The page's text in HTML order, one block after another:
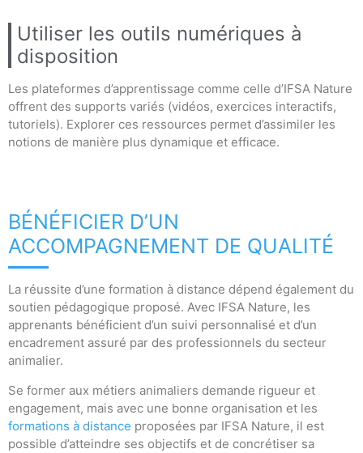
Utiliser les outils numériques à
disposition
Les plateformes d’apprentissage comme celle d’IFSA Nature
offrent des supports variés (vidéos, exercices interactifs,
tutoriels). Explorer ces ressources permet d’assimiler les
notions de manière plus dynamique et efficace.
BÉNÉFICIER D’UN
ACCOMPAGNEMENT DE QUALITÉ
La réussite d’une formation à distance dépend également du
soutien pédagogique proposé. Avec IFSA Nature, les
apprenants bénéficient d’un suivi personnalisé et d’un
encadrement assuré par des professionnels du secteur
animalier.
Se former aux métiers animaliers demande rigueur et
engagement, mais avec une bonne organisation et les
formations à distance proposées par IFSA Nature, il est
possible d’atteindre ses objectifs et de concrétiser sa